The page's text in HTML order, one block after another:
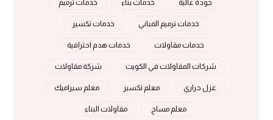
جودة عالية خدمات بناء خدمات ترميم
خدمات ترميم المباني خدمات تكسير
خدمات مقاولات خدمات هدم احترافية
شركات المقاولات في الكويت شركة مقاولات
عزل حراري معلم تكسير معلم سيراميك
معلم مساح مقاولات البناء